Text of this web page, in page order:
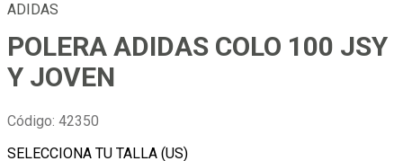
ADIDAS
POLERA ADIDAS COLO 100 JSY
Y JOVEN
Código: 42350